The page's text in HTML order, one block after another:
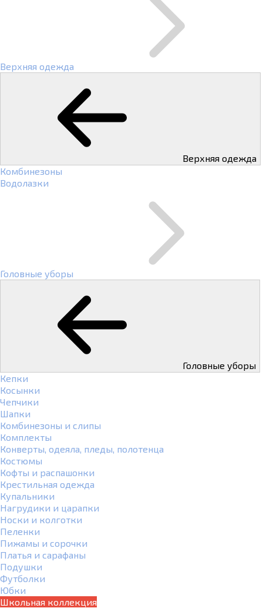
Верхняя одежда
Верхняя одежда
Комбинезоны
Водолазки
Головные уборы
Головные уборы
Кепки
Косынки
Чепчики
Шапки
Комбинезоны и слипы
Комплекты
Конверты, одеяла, пледы, полотенца
Костюмы
Кофты и распашонки
Крестильная одежда
Купальники
Нагрудики и царапки
Носки и колготки
Пеленки
Пижамы и сорочки
Платья и сарафаны
Подушки
Футболки
Юбки
Школьная коллекция